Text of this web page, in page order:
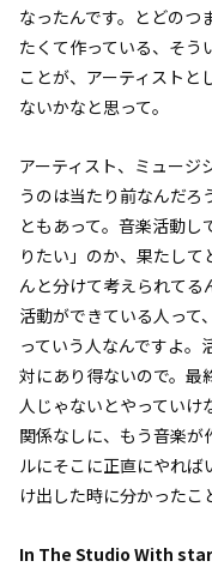
なったんです。とどのつ
たくて作っている、そう
ことが、アーティストと
ないかなと思って。
アーティスト、ミュージ
うのは当たり前なんだろ
ともあって。音楽活動
りたい」のか、果たし
んと分けて考えられてる
活動ができている人って
っていう人なんですよ。
対にあり得ないので。最
人じゃないとやってい
関係なしに、もう音楽
ルにそこに正直にやれ
け出した時に分かったこ
In The Studio With